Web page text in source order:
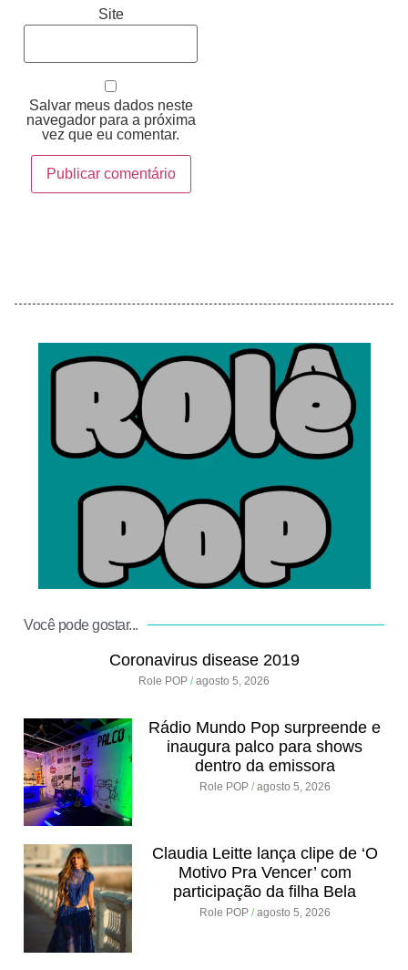
Site
Salvar meus dados neste
navegador para a próxima
vez que eu comentar.
Você pode gostar...
Coronavirus disease 2019
Role POP agosto 5, 2026
Rádio Mundo Pop surpreende e
inaugura palco para shows
dentro da emissora
Role POP agosto 5, 2026
Claudia Leitte lança clipe de ‘O
Motivo Pra Vencer’ com
participação da filha Bela
Role POP agosto 5, 2026